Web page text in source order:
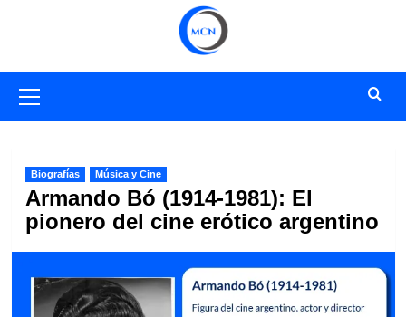
primario
Biografías Música y Cine
Armando Bó (1914-1981): El
pionero del cine erótico argentino